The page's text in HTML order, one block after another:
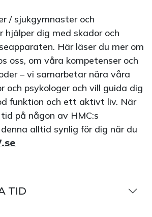
/ sjukgymnaster och
hjälper dig med skador och
Här läser du mer om
oss, om våra kompetenser och
– vi samarbetar nära våra
och psykologer och vill guida dig
funktion och ett aktivt liv. När
på någon av HMC:s
alltid synlig för dig när du
TID